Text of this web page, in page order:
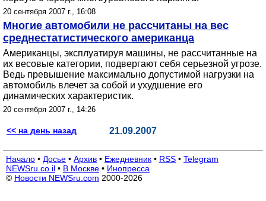
20 сентября 2007 г., 16:08
Многие автомобили не рассчитаны на вес
среднестатистического американца
Американцы, эксплуатируя машины, не рассчитанные на
их весовые категории, подвергают себя серьезной угрозе.
Ведь превышение максимально допустимой нагрузки на
автомобиль влечет за собой и ухудшение его
динамических характеристик.
20 сентября 2007 г., 14:26
<< на день назад 21.09.2007
Начало • Досье • Архив • Ежедневник • RSS • Telegram
NEWSru.co.il • В Москве • Инопресса
© Новости NEWSru.com 2000-2026